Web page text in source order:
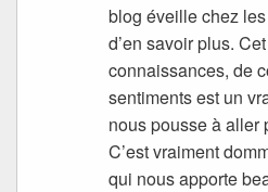
blog éveille chez
d’en savoir plus.
connaissances, de
sentiments est un
nous pousse à aller
C’est vraiment
qui nous apporte